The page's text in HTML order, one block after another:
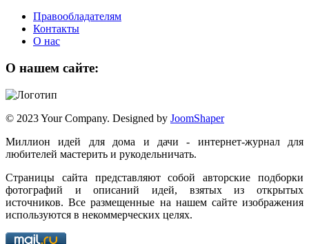
Правообладателям
Контакты
О нас
О нашем сайте:
© 2023 Your Company. Designed by JoomShaper
Миллион идей для дома и дачи - интернет-журнал для
любителей мастерить и рукодельничать.
Страницы сайта представляют собой авторские подборки
фотографий и описаний идей, взятых из открытых
источников. Все размещенные на нашем сайте изображения
используются в некоммерческих целях.